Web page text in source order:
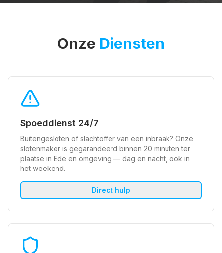
Onze Diensten
Spoeddienst 24/7
Buitengesloten of slachtoffer van een inbraak? Onze
slotenmaker is gegarandeerd binnen 20 minuten ter
plaatse in Ede en omgeving — dag en nacht, ook in
het weekend.
Direct hulp